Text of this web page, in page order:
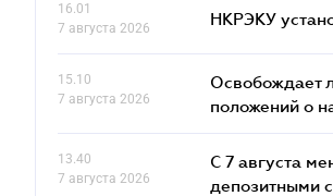
16.01
7 августа 2026
НКРЭКУ
15.10
7 августа 2026
Освобождает
положений о
13.40
7 августа 2026
С 7 августа
депозитными